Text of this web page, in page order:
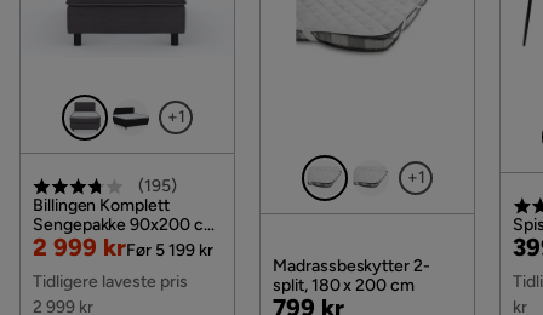
Serie
Stoffnavn
Madrass
Materiale overmadrass
+1
(195)
Billingen Komplett
Sengepakke 90x200 cm,
Grå
Nedsatt
Pris
2 999 kr
Original
Pris
Før 5 199 kr
Tidligere laveste pris
2 999 kr
+1
Madrassbeskytter 2-
split, 180 x 200 cm
Pris
799 kr
kr